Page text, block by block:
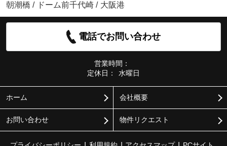
朝潮橋 / ドーム前千代崎 / 大阪港
電話でお問い合わせ
営業時間：
定休日：
水曜日
ホーム 会社概要
お問い合わせ 物件リクエスト